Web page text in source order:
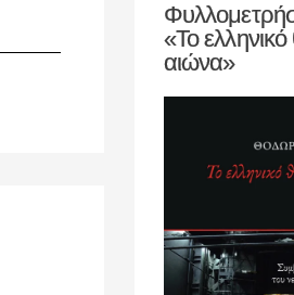
«Το
αιώνα»